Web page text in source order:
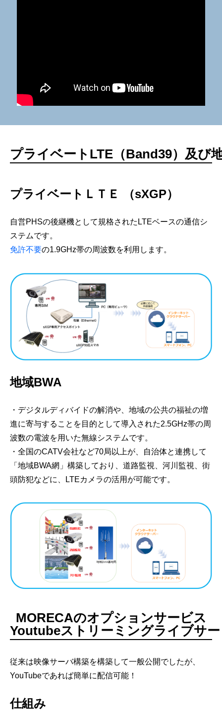
プライベートLTE（Band39）及び
プライベートＬＴＥ （sXGP）
自営PHSの後継機として規格されたLTEベースの通信シ
ステムです。
免許不要の1.9GHz帯の周波数を利用します。
地域BWA
・デジタルディバイドの解消や、地域の公共の福祉の増
進に寄与することを目的として導入された2.5GHz帯の周
波数の電波を用いた無線システムです。
・全国のCATV会社など70局以上が、自治体と連携して
「地域BWA網」構築しており、道路監視、河川監視、街
頭防犯などに、LTEカメラの活用が可能です。
MORECAのオプションサービス
Youtubeストリーミングライブサ
従来は映像サーバ構築を構築して一般公開でしたが、
YouTubeであれば簡単に配信可能！
仕組み